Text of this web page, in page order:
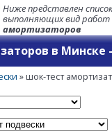
Ниже представлен
выполняющих вид
амортизаторов
в Минске
»шок-тест